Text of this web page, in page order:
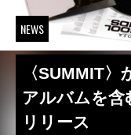
NEWS
〈SUMMIT
アルバムを含
リリース